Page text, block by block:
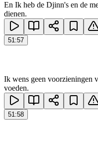
En Ik heb de Djinn's en de
dienen.
51:57
Ik wens geen voorzieningen
voeden.
51:58